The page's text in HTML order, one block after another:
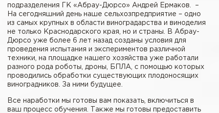
подразделения ГК «Абрау-Дюрсо» Андрей Ермаков. –
На сегодняшний день наше сельхозпредприятие – одно
из самых крупных в области виноградарства и виноделия
не только Краснодарского края, но и страны. В Абрау-
Дюрсо уже более 6 лет назад созданы условия для
проведения испытания и экспериментов различной
техники, на площадке нашего хозяйства уже работали
разного рода роботы, дроны, БПЛА, с помощью которых
проводились обработки существующих плодоносящих
виноградников. За ними будущее.
Все наработки мы готовы вам показать, включиться в
ваш процесс обучения. Также мы готовы предоставить